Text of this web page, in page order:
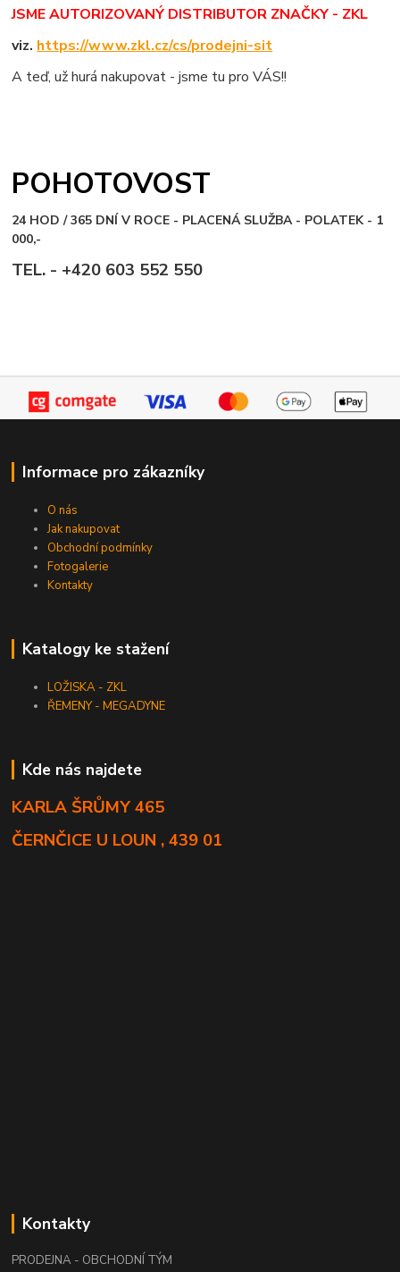
JSME AUTORIZOVANÝ DISTRIBUTOR ZNAČKY - ZKL
viz. https://www.zkl.cz/cs/prodejni-sit
A teď, už hurá nakupovat - jsme tu pro VÁS!!
POHOTOVOST
24 HOD / 365 DNÍ V ROCE - PLACENÁ SLUŽBA - POLATEK - 1
000,-
TEL. - +420 603 552 550
Informace pro zákazníky
O nás
Jak nakupovat
Obchodní podmínky
Fotogalerie
Kontakty
Katalogy ke stažení
LOŽISKA - ZKL
ŘEMENY - MEGADYNE
Kde nás najdete
KARLA ŠRŮMY 465
ČERNČICE U LOUN , 439 01
Kontakty
PRODEJNA - OBCHODNÍ TÝM